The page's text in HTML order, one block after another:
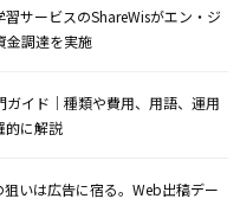
習サービスのShareWisがエン・ジ
金調達を実施
ガイド｜種類や費用、用語、運用
的に解説
狙いは広告に宿る。Web出稿デー